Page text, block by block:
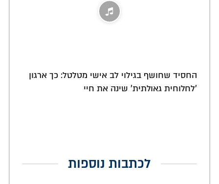
החסיד שחושף בגילוי לב אישי מטלטל: כך ארגון
'לחלוחית גאולתית' שינה את חיי
לכתבות נוספות